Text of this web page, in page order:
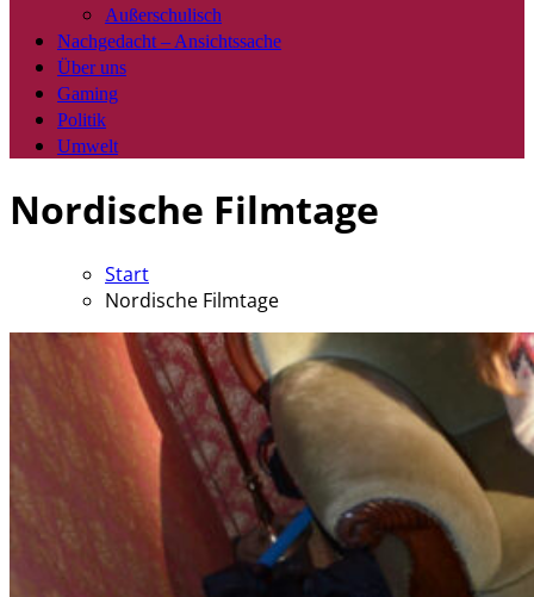
Außerschulisch
Nachgedacht – Ansichtssache
Über uns
Gaming
Politik
Umwelt
Nordische Filmtage
Start
Nordische Filmtage